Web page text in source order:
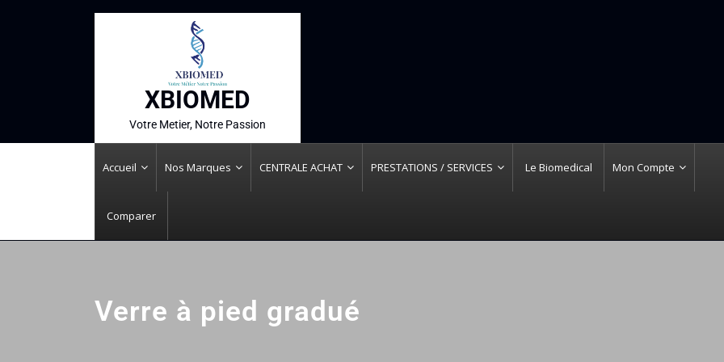
XBIOMED
Votre Metier, Notre Passion
Accueil Nos Marques CENTRALE ACHAT PRESTATIONS / SERVICES Le Biomedical Mon Compte
Comparer
Verre à pied gradué